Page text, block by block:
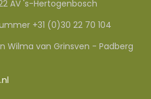
AV 's-Hertogenbosch
+31 (0)30 22 70 104
Wilma van Grinsven - Padberg